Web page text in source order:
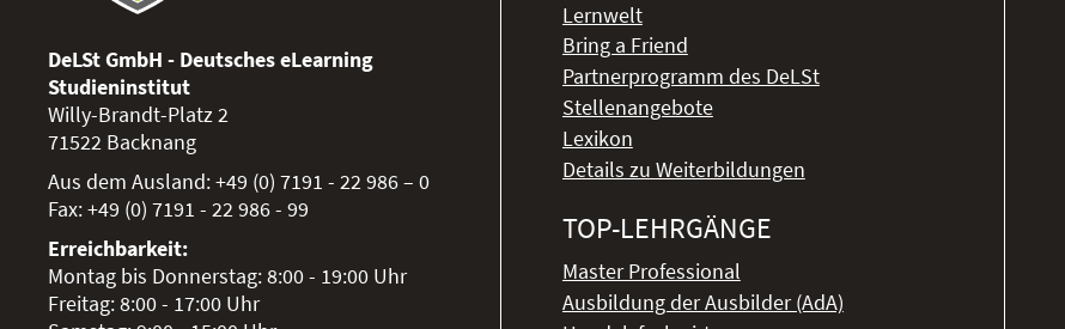
DeLSt GmbH - Deutsches eLearning
Studieninstitut
Willy-Brandt-Platz 2
71522 Backnang
Aus dem Ausland:+49 (0) 7191 - 22 986 – 0
Fax:+49 (0) 7191 - 22 986 - 99
Erreichbarkeit:
Montag bis Donnerstag: 8:00 - 19:00 Uhr
Freitag: 8:00 - 17:00 Uhr
Lernwelt
Bring a Friend
Partnerprogramm des DeLSt
Stellenangebote
Lexikon
Details zu Weiterbildungen
TOP-LEHRGÄNGE
Master Professional
Ausbildung der Ausbilder (AdA)